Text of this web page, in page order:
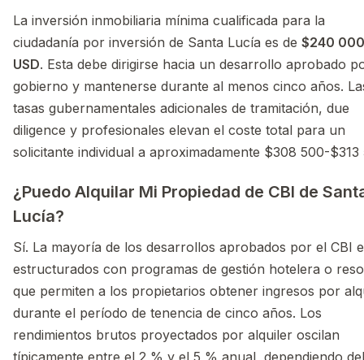
La inversión inmobiliaria mínima cualificada para la
ciudadanía por inversión de Santa Lucía es de $240 000
USD. Esta debe dirigirse hacia un desarrollo aprobado
gobierno y mantenerse durante al menos cinco años.
tasas gubernamentales adicionales de tramitación, due
diligence y profesionales elevan el coste total para un
solicitante individual a aproximadamente $308 500-$313
¿Puedo Alquilar Mi Propiedad de CBI de
Lucía?
Sí. La mayoría de los desarrollos aprobados por el CBI
estructurados con programas de gestión hotelera o
que permiten a los propietarios obtener ingresos por
durante el período de tenencia de cinco años. Los
rendimientos brutos proyectados por alquiler oscilan
típicamente entre el 2 % y el 5 % anual, dependiendo del